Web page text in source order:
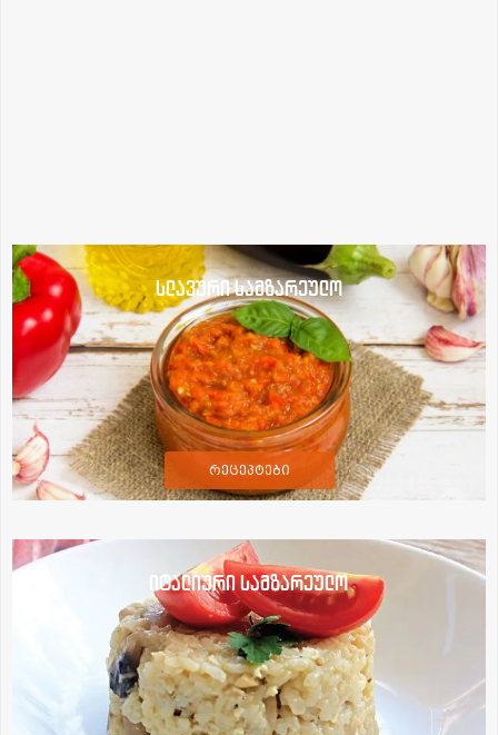
სლავური სამზარეულო
რეცეპტები
იტალიური სამზარეულო